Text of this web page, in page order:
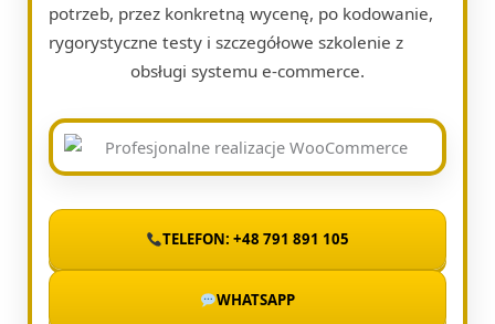
potrzeb, przez konkretną wycenę, po kodowanie,
rygorystyczne testy i szczegółowe szkolenie z
obsługi systemu e-commerce.
TELEFON: +48 791 891 105
WHATSAPP